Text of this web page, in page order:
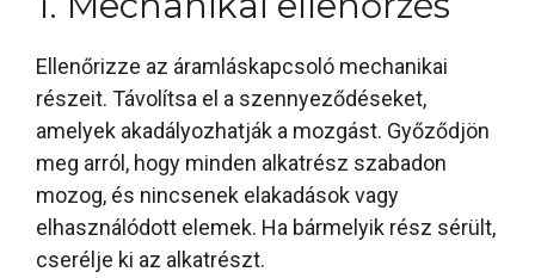
Ellenőrizze az áramláskapcsoló mechanikai
részeit. Távolítsa el a szennyeződéseket,
amelyek akadályozhatják a mozgást. Győződjön
meg arról, hogy minden alkatrész szabadon
mozog, és nincsenek elakadások vagy
elhasználódott elemek. Ha bármelyik rész sérült,
cserélje ki az alkatrészt.